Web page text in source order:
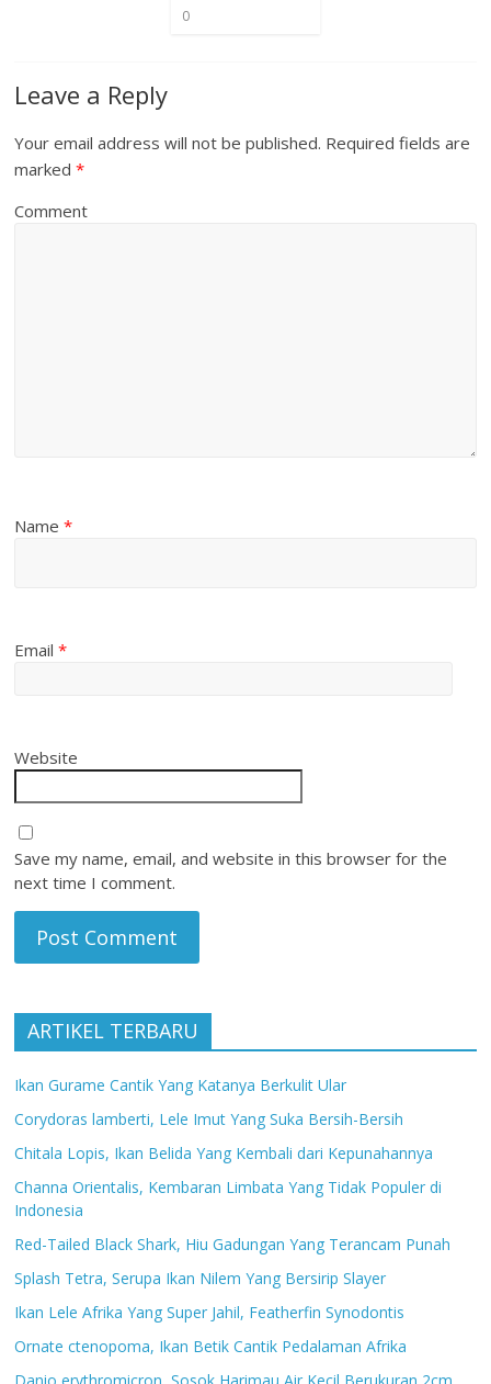
0
Leave a Reply
Your email address will not be published. Required fields are
marked*
Comment
Name*
Email*
Website
Save my name, email, and website in this browser for the
next time I comment.
ARTIKEL TERBARU
Ikan Gurame Cantik Yang Katanya Berkulit Ular
Corydoras lamberti, Lele Imut Yang Suka Bersih-Bersih
Chitala Lopis, Ikan Belida Yang Kembali dari Kepunahannya
Channa Orientalis, Kembaran Limbata Yang Tidak Populer di
Indonesia
Red-Tailed Black Shark, Hiu Gadungan Yang Terancam Punah
Splash Tetra, Serupa Ikan Nilem Yang Bersirip Slayer
Ikan Lele Afrika Yang Super Jahil, Featherfin Synodontis
Ornate ctenopoma, Ikan Betik Cantik Pedalaman Afrika